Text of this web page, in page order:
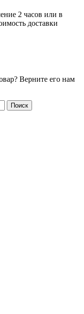
2 часов или в
доставки
Верните его нам